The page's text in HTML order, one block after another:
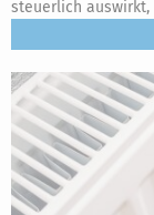
steuerlich auswirkt,